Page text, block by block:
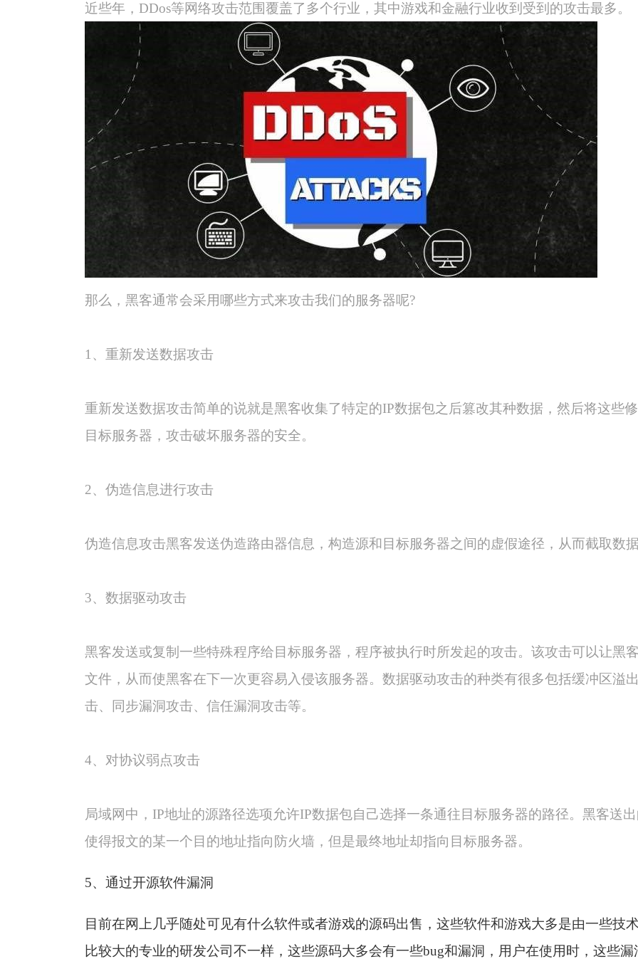
近些年，DDos等网络攻击范围覆盖了多个行业，其中游戏和金融行业收到受到的攻击最多。
那么，黑客通常会采用哪些方式来攻击我们的服务器呢?
1 、重新发送数据攻击
重新发送数据攻击简单的说就是黑客收集了特定的IP数据包之后篡改其种数据，然后将这些
目标服务器，攻击破坏服务器的安全。
2、伪造信息进行攻击
伪造信息攻击黑客发送伪造路由器信息，构造源和目标服务器之间的虚假途径，从而截取数
3、数据驱动攻击
黑客发送或复制一些特殊程序给目标服务器，程序被执行时所发起的攻击。该攻击可以让黑
文件，从而使黑客在下一次更容易入侵该服务器。数据驱动攻击的种类有很多包括缓冲区溢
击、同步漏洞攻击、信任漏洞攻击等。
4、对协议弱点攻击
局域网中，IP地址的源路径选项允许IP数据包自己选择一条通往目标服务器的路径。黑客送
使得报文的某一个目的地址指向防火墙，但是最终地址却指向目标服务器。
5、通过开源软件漏洞
目前在网上几乎随处可见有什么软件或者游戏的源码出售，这些软件和游戏大多是由一些技
比较大的专业的研发公司不一样，这些源码大多会有一些bug和漏洞，用户在使用时，这些